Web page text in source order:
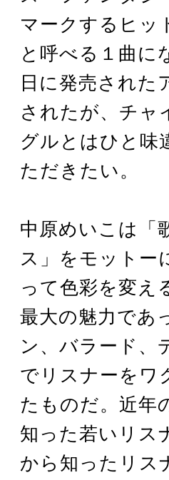
マークするヒッ
と呼べる１曲に
日に発売された
されたが、チャ
グルとはひと味
ただきたい。
中原めいこは「
ス」をモットー
って色彩を変え
最大の魅力であ
ン、バラード、
でリスナーをワ
たものだ。近年
知った若いリス
から知ったリス